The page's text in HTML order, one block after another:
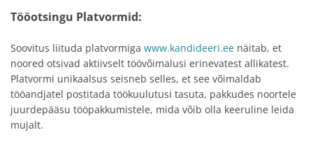
Tööotsingu Platvormid:
Soovitus liituda platvormiga www.kandideeri.ee näitab, et
noored otsivad aktiivselt töövõimalusi erinevatest allikatest.
Platvormi unikaalsus seisneb selles, et see võimaldab
tööandjatel postitada töökuulutusi tasuta, pakkudes noortele
juurdepääsu tööpakkumistele, mida võib olla keeruline leida
mujalt.